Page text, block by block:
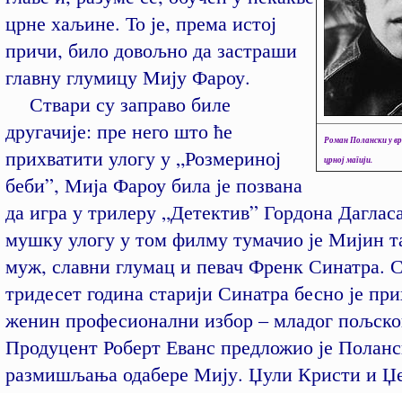
Роман Полански у
црној магији.
црне хаљине. То је, према истој
причи, било довољно да застраши
главну глумицу Мију Фароу.
Ствари су заправо биле
другачије: пре него што ће
прихватити улогу у „Розмериној
беби”, Мија Фароу била је позвана
да игра у трилеру „Детектив” Гордона
мушку улогу у том филму тумачио је Мијин
муж, славни глумац и певач Френк Синатра.
тридесет година старији Синатра бесно је
женин професионални избор – младог
Продуцент Роберт Еванс предложио је
размишљања одабере Мију. Џули Кристи и